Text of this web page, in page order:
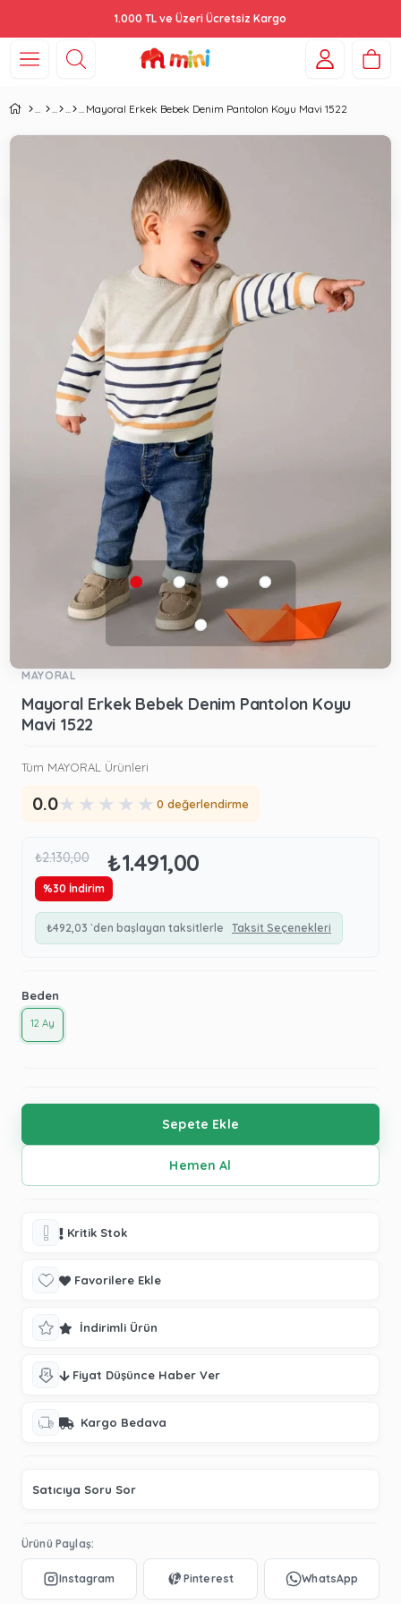
1.000 TL ve Üzeri Ücretsiz Kargo
Mayoral Erkek Bebek Denim Pantolon Koyu Mavi 1522
MAYORAL
Mayoral Erkek Bebek Denim Pantolon Koyu
Mavi 1522
Tüm MAYORAL Ürünleri
0.0★ ★ ★ ★ ★ 0 değerlendirme
₺2.130,00 ₺1.491,00
%30 İndirim
₺492,03 `den başlayan taksitlerle Taksit Seçenekleri
Beden
12 Ay
Kritik Stok
Favorilere Ekle
İndirimli Ürün
Fiyat Düşünce Haber Ver
Kargo Bedava
Satıcıya Soru Sor
Ürünü Paylaş: